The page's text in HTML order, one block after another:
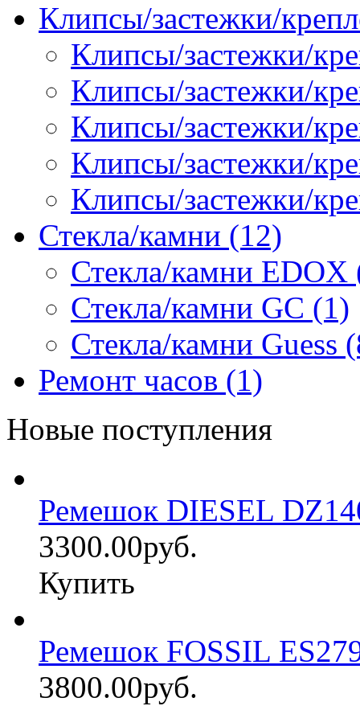
Клипсы/застежки/
Клипсы/застежки/
Клипсы/застежки/
Клипсы/застежки/
Клипсы/застежки/
Клипсы/застежки/
Стекла/камни (12)
Стекла/камни EDOX
Стекла/камни GC (1)
Стекла/камни Guess
Ремонт часов (1)
Новые поступления
Ремешок DIESEL
3300.00руб.
Купить
Ремешок FOSSIL
3800.00руб.